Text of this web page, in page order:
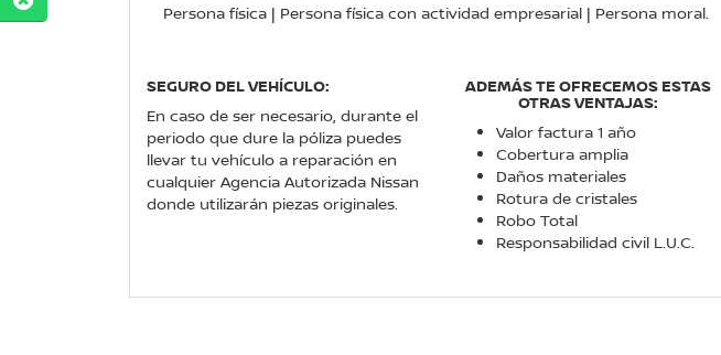
Persona física | Persona física con actividad empresarial | Persona moral.
SEGURO DEL VEHÍCULO:
En caso de ser necesario, durante el
periodo que dure la póliza puedes
llevar tu vehículo a reparación en
cualquier Agencia Autorizada Nissan
donde utilizarán piezas originales.
ADEMÁS TE OFRECEMOS ESTAS
OTRAS VENTAJAS:
Valor factura 1 año
Cobertura amplia
Daños materiales
Rotura de cristales
Robo Total
Responsabilidad civil L.U.C.